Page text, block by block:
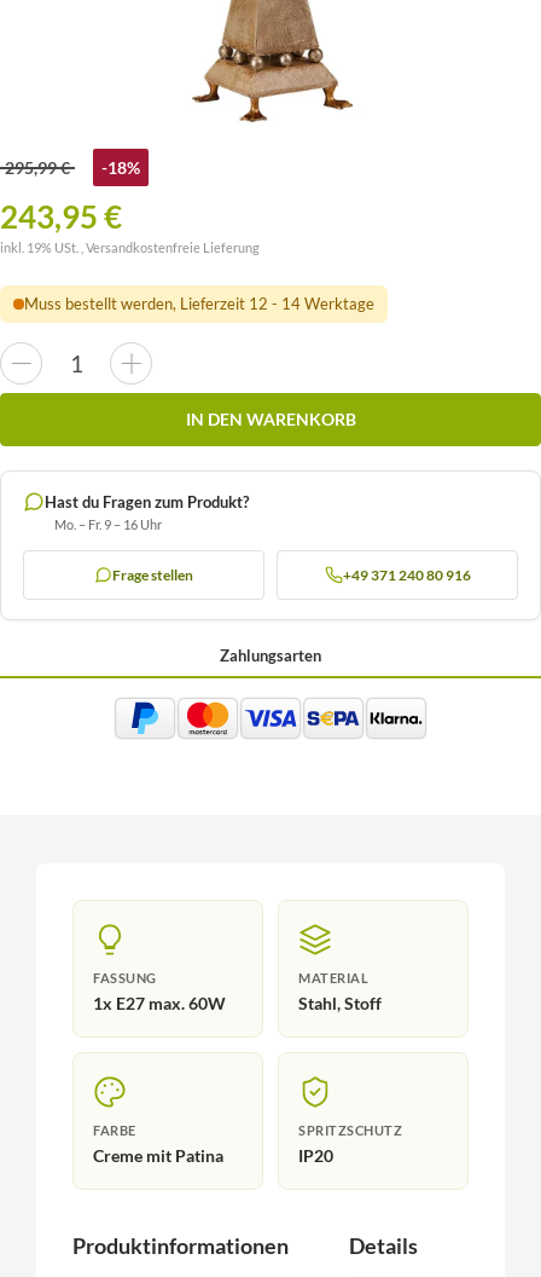
295,99 € -18%
243,95 €
inkl. 19% USt. , Versandkostenfreie Lieferung
Muss bestellt werden, Lieferzeit 12 - 14 Werktage
IN DEN WARENKORB
Hast du Fragen zum Produkt?
Mo. – Fr. 9 – 16 Uhr
Frage stellen +49 371 240 80 916
Zahlungsarten
FASSUNG
1x E27 max. 60W
MATERIAL
Stahl, Stoff
FARBE
Creme mit Patina
SPRITZSCHUTZ
IP20
Produktinformationen Details